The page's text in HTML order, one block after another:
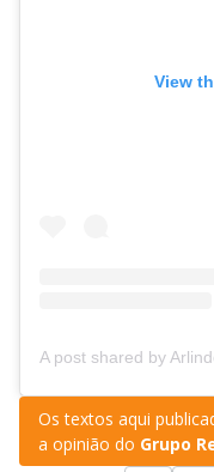
View
Os textos aqui
a opinião do Grupo